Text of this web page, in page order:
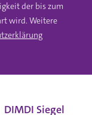
der bis zum
wird. Weitere
DIMDI Siegel